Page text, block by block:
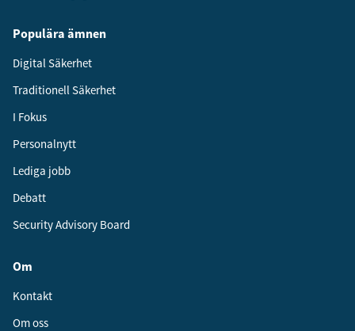
Populära ämnen
Digital Säkerhet
Traditionell Säkerhet
I Fokus
Personalnytt
Lediga jobb
Debatt
Security Advisory Board
Om
Kontakt
Om oss